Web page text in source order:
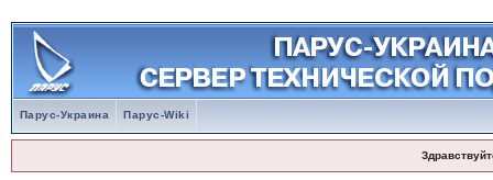
Парус-Украина Парус-Wiki